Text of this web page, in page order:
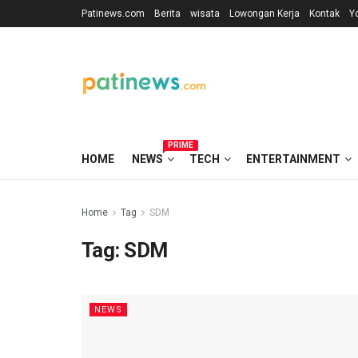
Patinews.com Berita wisata Lowongan Kerja Kontak
HOME NEWS
PRIME
TECH ENTERTAINMENT
Home Tag SDM
Tag: SDM
NEWS